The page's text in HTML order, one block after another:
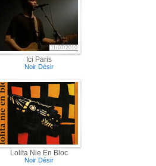
Ici Paris
11/07/2010
Noir Désir
Lolita Nie En Bloc
Noir Désir